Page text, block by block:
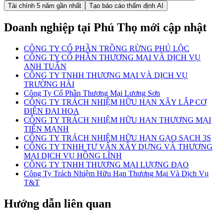
Tài chính 5 năm gần nhất
Tạo báo cáo thẩm định AI
Doanh nghiệp tại Phú Thọ mới cập nhật
CÔNG TY CỔ PHẦN TRỒNG RỪNG PHÚ LỘC
CÔNG TY CỔ PHẦN THƯƠNG MẠI VÀ DỊCH VỤ
ANH TUẤN
CÔNG TY TNHH THƯƠNG MẠI VÀ DỊCH VỤ
TRƯỜNG HẢI
Công Ty Cổ Phần Thương Mại Lương Sơn
CÔNG TY TRÁCH NHIỆM HỮU HẠN XÂY LẮP CƠ
ĐIỆN ĐẠI HOA
CÔNG TY TRÁCH NHIỆM HỮU HẠN THƯƠNG MẠI
TIẾN MẠNH
CÔNG TY TRÁCH NHIỆM HỮU HẠN GẠO SẠCH 3S
CÔNG TY TNHH TƯ VẤN XÂY DỰNG VÀ THƯƠNG
MẠI DỊCH VỤ HỒNG LĨNH
CÔNG TY TNHH THƯƠNG MẠI LƯỢNG ĐẠO
Công Ty Trách Nhiệm Hữu Hạn Thương Mại Và Dịch Vụ
T&T
Hướng dẫn liên quan